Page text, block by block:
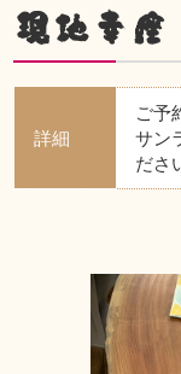
現地幸座
詳細
ご予
サン
ださ